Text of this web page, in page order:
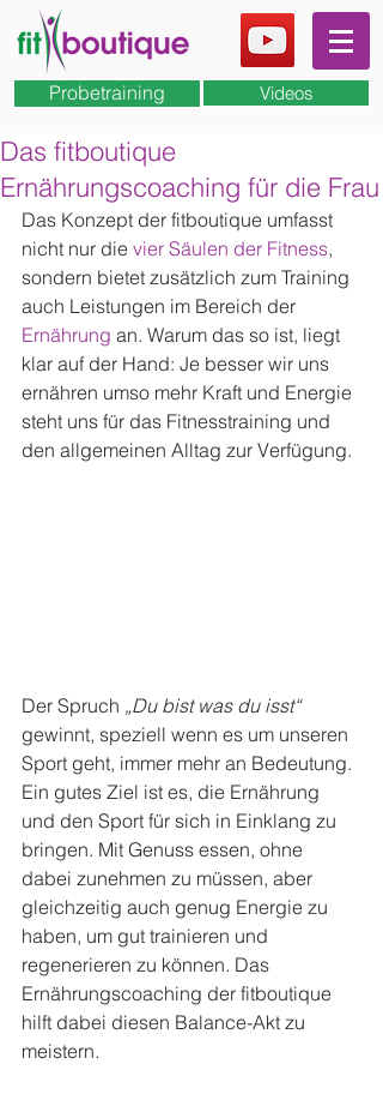
Probetraining Videos
Das fitboutique
Ernährungscoaching für die Frau
Das Konzept der fitboutique umfasst
nicht nur die vier Säulen der Fitness,
sondern bietet zusätzlich zum Training
auch Leistungen im Bereich der
Ernährung an. Warum das so ist, liegt
klar auf der Hand: Je besser wir uns
ernähren umso mehr Kraft und Energie
steht uns für das Fitnesstraining und
den allgemeinen Alltag zur Verfügung.
Der Spruch „Du bist was du isst“
gewinnt, speziell wenn es um unseren
Sport geht, immer mehr an Bedeutung.
Ein gutes Ziel ist es, die Ernährung
und den Sport für sich in Einklang zu
bringen. Mit Genuss essen, ohne
dabei zunehmen zu müssen, aber
gleichzeitig auch genug Energie zu
haben, um gut trainieren und
regenerieren zu können. Das
Ernährungscoaching der fitboutique
hilft dabei diesen Balance-Akt zu
meistern.